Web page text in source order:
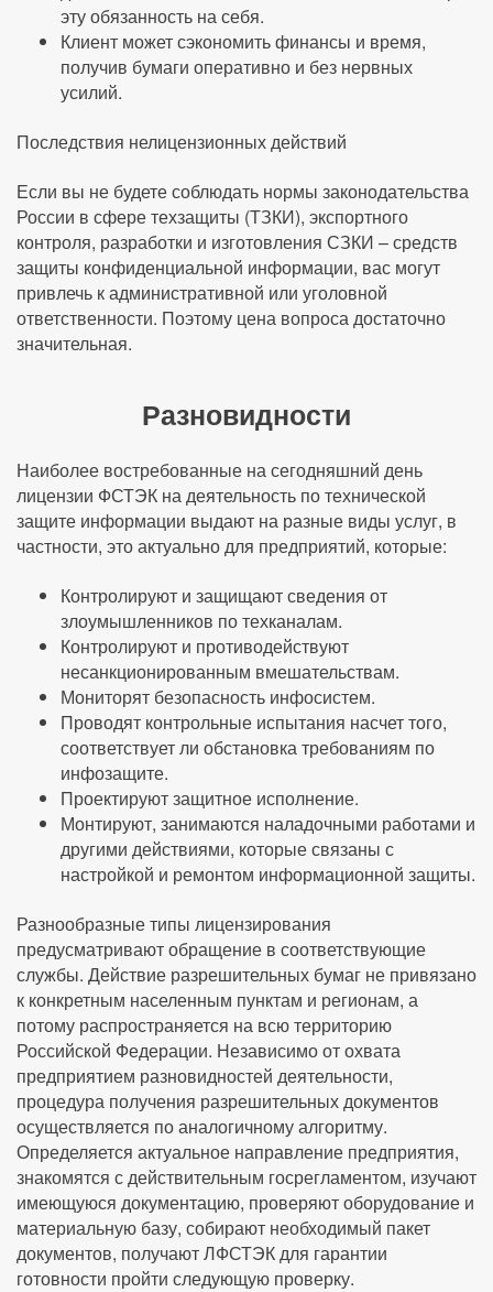
эту обязанность на себя.
Клиент может сэкономить финансы и время,
получив бумаги оперативно и без нервных
усилий.
Последствия нелицензионных действий
Если вы не будете соблюдать нормы законодательства
России в сфере техзащиты (ТЗКИ), экспортного
контроля, разработки и изготовления СЗКИ – средств
защиты конфиденциальной информации, вас могут
привлечь к административной или уголовной
ответственности. Поэтому цена вопроса достаточно
значительная.
Разновидности
Наиболее востребованные на сегодняшний день
лицензии ФСТЭК на деятельность по технической
защите информации выдают на разные виды услуг, в
частности, это актуально для предприятий, которые:
Контролируют и защищают сведения от
злоумышленников по техканалам.
Контролируют и противодействуют
несанкционированным вмешательствам.
Мониторят безопасность инфосистем.
Проводят контрольные испытания насчет того,
соответствует ли обстановка требованиям по
инфозащите.
Проектируют защитное исполнение.
Монтируют, занимаются наладочными работами и
другими действиями, которые связаны с
настройкой и ремонтом информационной защиты.
Разнообразные типы лицензирования
предусматривают обращение в соответствующие
службы. Действие разрешительных бумаг не привязано
к конкретным населенным пунктам и регионам, а
потому распространяется на всю территорию
Российской Федерации. Независимо от охвата
предприятием разновидностей деятельности,
процедура получения разрешительных документов
осуществляется по аналогичному алгоритму.
Определяется актуальное направление предприятия,
знакомятся с действительным госрегламентом, изучают
имеющуюся документацию, проверяют оборудование и
материальную базу, собирают необходимый пакет
документов, получают ЛФСТЭК для гарантии
готовности пройти следующую проверку.